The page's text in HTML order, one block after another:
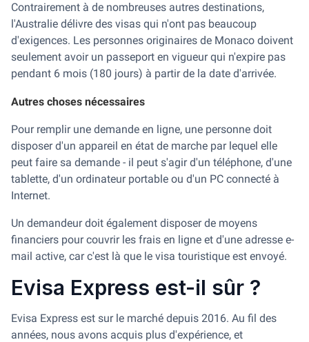
Contrairement à de nombreuses autres destinations,
l'Australie délivre des visas qui n'ont pas beaucoup
d'exigences. Les personnes originaires de Monaco doivent
seulement avoir un passeport en vigueur qui n'expire pas
pendant 6 mois (180 jours) à partir de la date d'arrivée.
Autres choses nécessaires
Pour remplir une demande en ligne, une personne doit
disposer d'un appareil en état de marche par lequel elle
peut faire sa demande - il peut s'agir d'un téléphone, d'une
tablette, d'un ordinateur portable ou d'un PC connecté à
Internet.
Un demandeur doit également disposer de moyens
financiers pour couvrir les frais en ligne et d'une adresse e-
mail active, car c'est là que le visa touristique est envoyé.
Evisa Express est-il sûr ?
Evisa Express est sur le marché depuis 2016. Au fil des
années, nous avons acquis plus d'expérience, et